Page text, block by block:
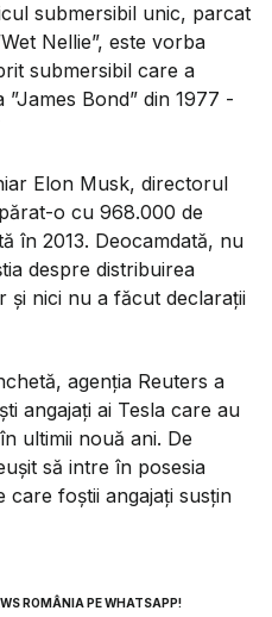
submersibil unic, parcat
Nellie”, este vorba
submersibil care a
Bond” din 1977 -
Elon Musk, directorul
o cu 968.000 de
în 2013. Deocamdată, nu
despre distribuirea
și nici nu a făcut declarații
agenția Reuters a
angajați ai Tesla care au
ultimii nouă ani. De
să intre în posesia
care foștii angajați susțin
ROMÂNIA PE WHATSAPP!